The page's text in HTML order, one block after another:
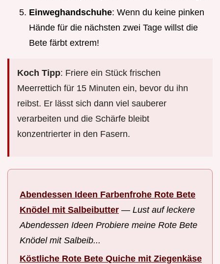
Einweghandschuhe: Wenn du keine pinken
Hände für die nächsten zwei Tage willst die
Bete färbt extrem!
Koch Tipp: Friere ein Stück frischen
Meerrettich für 15 Minuten ein, bevor du ihn
reibst. Er lässt sich dann viel sauberer
verarbeiten und die Schärfe bleibt
konzentrierter in den Fasern.
Abendessen Ideen Farbenfrohe Rote Bete
Knödel mit Salbeibutter — Lust auf leckere
Abendessen Ideen Probiere meine Rote Bete
Knödel mit Salbeib...
Köstliche Rote Bete Quiche mit Ziegenkäse